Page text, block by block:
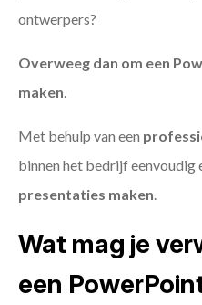
ontwerpers?
Overweeg dan om een
maken.
Met behulp van een
binnen het bedrijf eenvoudig
presentaties maken.
Wat mag je
een